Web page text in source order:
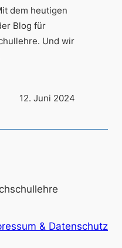
dem heutigen
Blog für
Und wir
12. Juni 2024
& Datenschutz